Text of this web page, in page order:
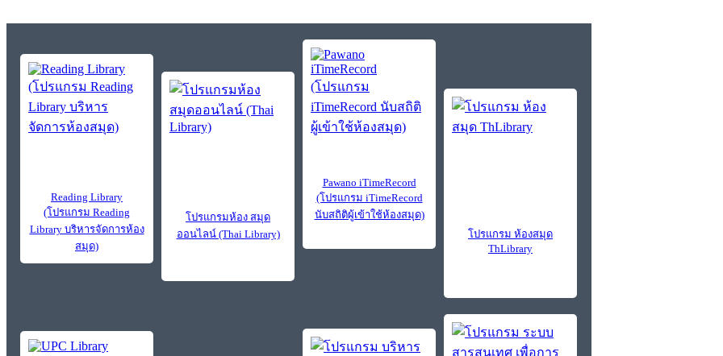
Reading Library
(โปรแกรม Reading
Library บริหารจัดการห้อง
สมุด)
โปรแกรมห้อง สมุด
ออนไลน์ (Thai Library)
Pawano iTimeRecord
(โปรแกรม iTimeRecord
นับสถิติผู้เข้าใช้ห้องสมุด)
โปรแกรม ห้องสมุด
ThLibrary